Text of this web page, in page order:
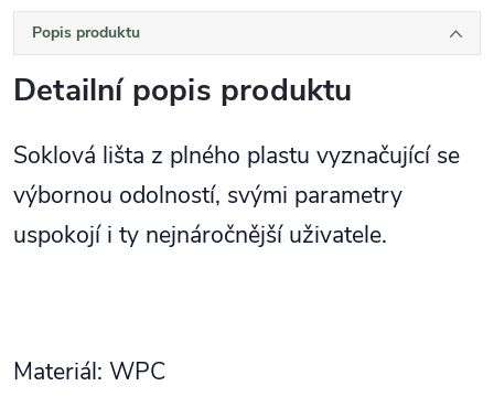
Popis produktu
Detailní popis produktu
Soklová lišta z plného plastu vyznačující se
výbornou odolností, svými parametry
uspokojí i ty nejnáročnější uživatele.
Materiál: WPC